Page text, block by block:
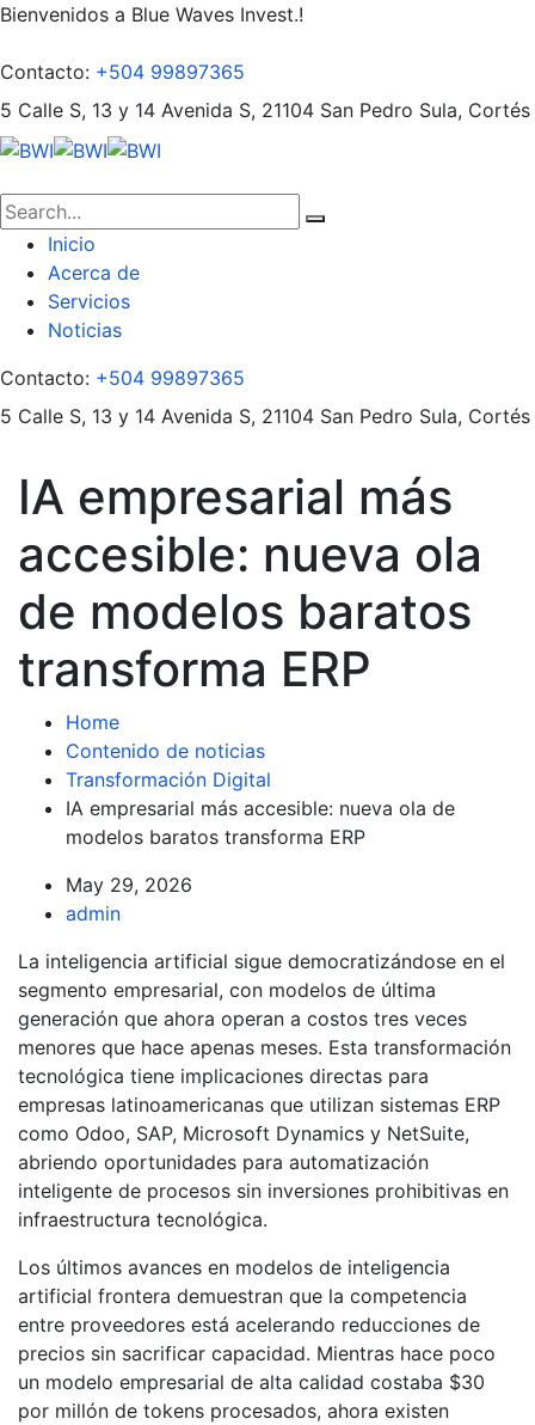
Bienvenidos a Blue Waves Invest.!
Contacto: +504 99897365
5 Calle S, 13 y 14 Avenida S, 21104 San Pedro Sula, Cortés
Inicio
Acerca de
Servicios
Noticias
Contacto: +504 99897365
5 Calle S, 13 y 14 Avenida S, 21104 San Pedro Sula, Cortés
IA empresarial más
accesible: nueva ola
de modelos baratos
transforma ERP
Home
Contenido de noticias
Transformación Digital
IA empresarial más accesible: nueva ola de
modelos baratos transforma ERP
May 29, 2026
admin
La inteligencia artificial sigue democratizándose en el
segmento empresarial, con modelos de última
generación que ahora operan a costos tres veces
menores que hace apenas meses. Esta transformación
tecnológica tiene implicaciones directas para
empresas latinoamericanas que utilizan sistemas ERP
como Odoo, SAP, Microsoft Dynamics y NetSuite,
abriendo oportunidades para automatización
inteligente de procesos sin inversiones prohibitivas en
infraestructura tecnológica.
Los últimos avances en modelos de inteligencia
artificial frontera demuestran que la competencia
entre proveedores está acelerando reducciones de
precios sin sacrificar capacidad. Mientras hace poco
un modelo empresarial de alta calidad costaba $30
por millón de tokens procesados, ahora existen